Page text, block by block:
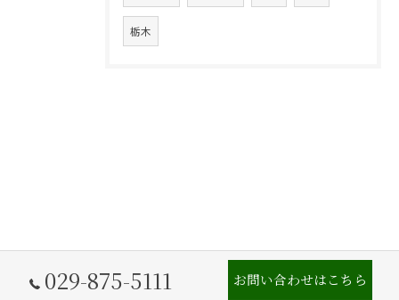
栃木
029-875-5111 お問い合わせはこちら